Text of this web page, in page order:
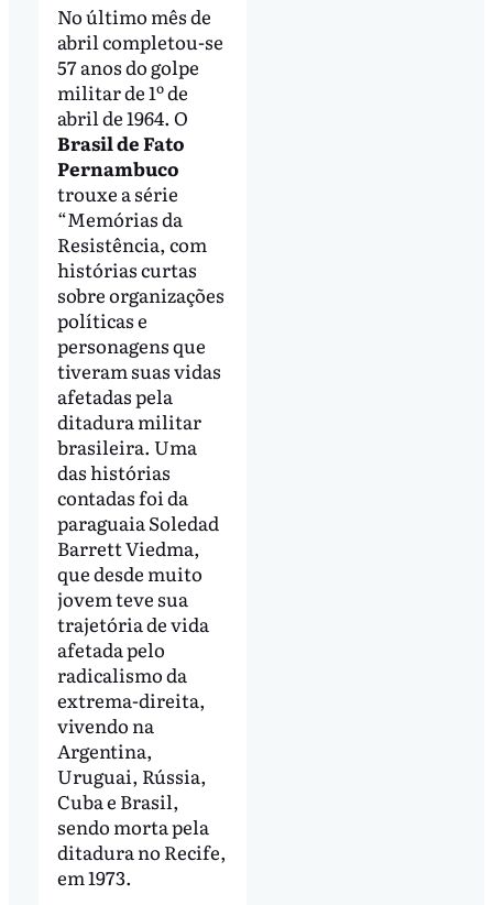
No último mês de
abril completou-se
57 anos do golpe
militar de 1º de
abril de 1964. O
Brasil de Fato
Pernambuco
trouxe a série
“Memórias da
Resistência, com
histórias curtas
sobre organizações
políticas e
personagens que
tiveram suas vidas
afetadas pela
ditadura militar
brasileira. Uma
das histórias
contadas foi da
paraguaia Soledad
Barrett Viedma,
que desde muito
jovem teve sua
trajetória de vida
afetada pelo
radicalismo da
extrema-direita,
vivendo na
Argentina,
Uruguai, Rússia,
Cuba e Brasil,
sendo morta pela
ditadura no Recife,
em 1973.